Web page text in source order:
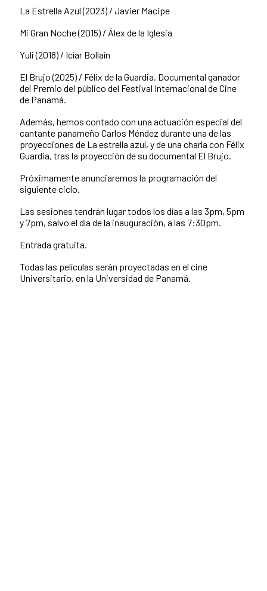
La Estrella Azul (2023) / Javier Macipe
Mi Gran Noche (2015) / Álex de la Iglesia
Yuli (2018) / Icíar Bollaín
El Brujo (2025) / Félix de la Guardia. Documental ganador
del Premio del público del Festival Internacional de Cine
de Panamá.
Además, hemos contado con una actuación especial del
cantante panameño Carlos Méndez durante una de las
proyecciones de La estrella azul, y de una charla con Félix
Guardia, tras la proyección de su documental El Brujo.
Próximamente anunciaremos la programación del
siguiente ciclo.
Las sesiones tendrán lugar todos los días a las 3pm, 5pm
y 7pm, salvo el día de la inauguración, a las 7:30pm.
Entrada gratuita.
Todas las películas serán proyectadas en el cine
Universitario, en la Universidad de Panamá.